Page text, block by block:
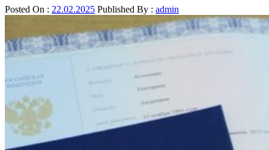
Posted On : 22.02.2025 Published By : admin